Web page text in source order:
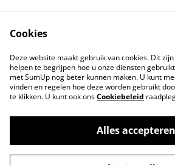
Contact
Privacybeleid
©2026Tindahan Reform
Cookies
Deze website maakt gebruik van cookies. Dit
helpen te begrijpen hoe u onze diensten
met SumUp nog beter kunnen maken. U kunt
vinden en regelen hoe deze worden gebruikt
te klikken. U kunt ook onsCookiebeleid
Alles accepteren